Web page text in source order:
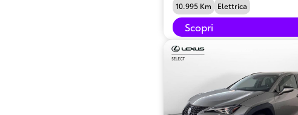
10.995 Km Elettrica
Scopri